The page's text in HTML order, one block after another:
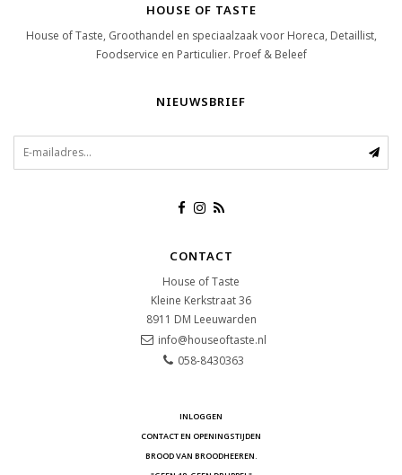
HOUSE OF TASTE
House of Taste, Groothandel en speciaalzaak voor Horeca, Detaillist,
Foodservice en Particulier. Proef & Beleef
NIEUWSBRIEF
CONTACT
House of Taste
Kleine Kerkstraat 36
8911 DM Leeuwarden
info@houseoftaste.nl
058-8430363
INLOGGEN
CONTACT EN OPENINGSTIJDEN
BROOD VAN BROODHEEREN.